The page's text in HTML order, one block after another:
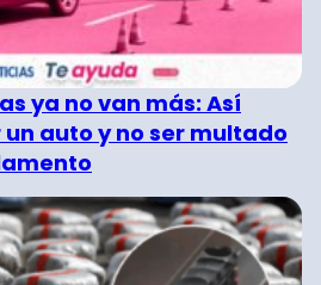
ya no van más: Así
auto y no ser multado